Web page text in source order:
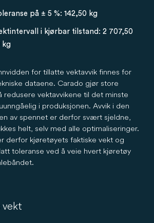
på ± 5 %: 142,50 kg
i kjørbar tilstand: 2 707,50
kg
for tillatte vektavvik finnes for
dataene. Carado gjør store
redusere vektavvikene til det minste
i produksjonen. Avvik i den
av spennet er derfor svært sjeldne,
helt, selv med alle optimaliseringer.
derfor kjøretøyets faktiske vekt og
toleranse ved å veie hvert kjøretøy
vekt